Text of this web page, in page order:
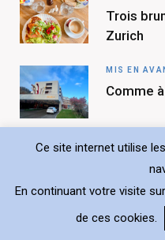
Trois
Zurich
MIS EN
Comme
Copyright © 2026
Ce site internet utilise
En continuant votre visite
de ces cookies.